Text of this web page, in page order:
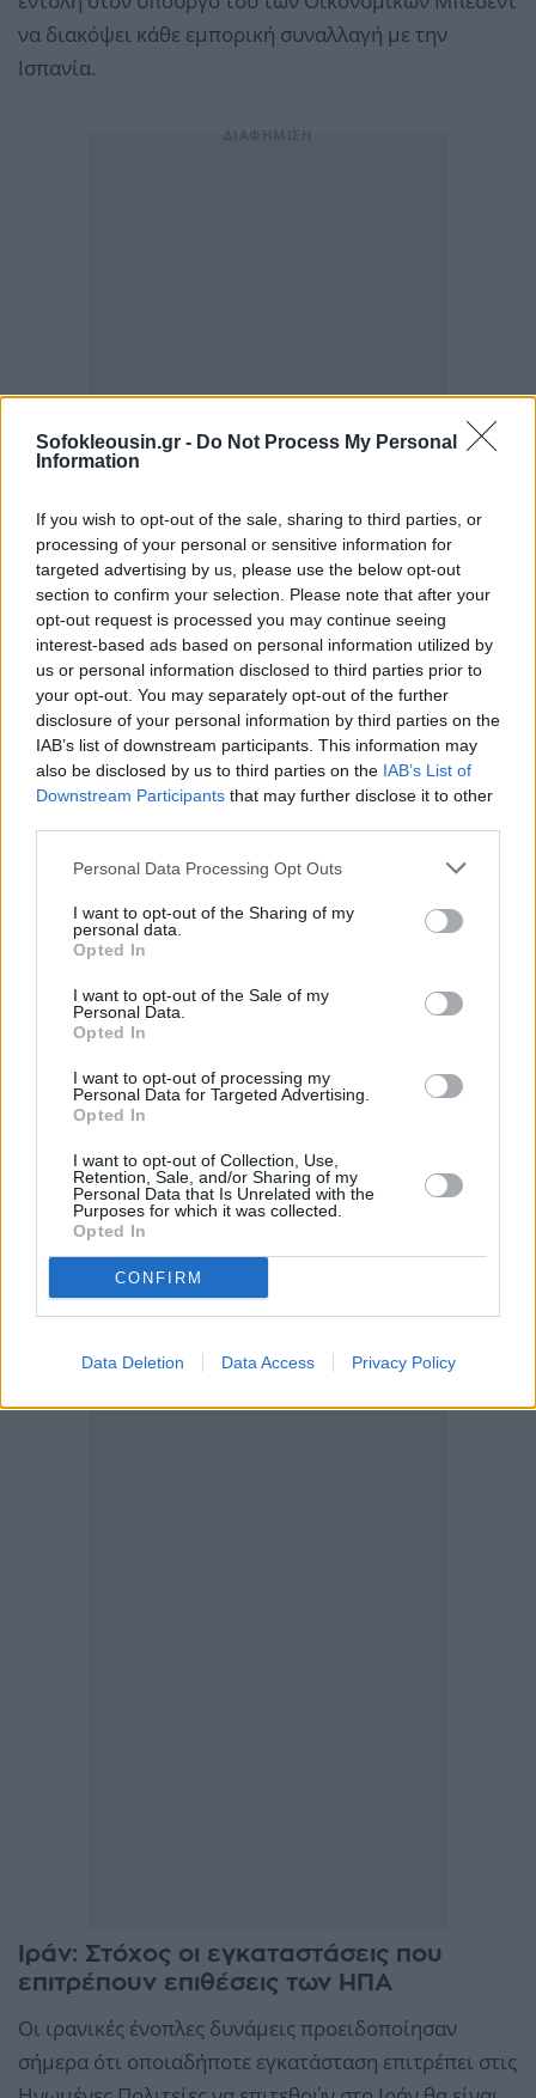
Sofokleousin.gr - Do Not Process My Personal
Information
If you wish to opt-out of the sale, sharing to third parties, or
processing of your personal or sensitive information for
targeted advertising by us, please use the below opt-out
section to confirm your selection. Please note that after your
opt-out request is processed you may continue seeing
interest-based ads based on personal information utilized by
us or personal information disclosed to third parties prior to
your opt-out. You may separately opt-out of the further
disclosure of your personal information by third parties on the
IAB’s list of downstream participants. This information may
also be disclosed by us to third parties on the IAB’s List of
Downstream Participants that may further disclose it to other
Personal Data Processing Opt Outs
I want to opt-out of the Sharing of my
personal data.
Opted In
I want to opt-out of the Sale of my
Personal Data.
Opted In
I want to opt-out of processing my
Personal Data for Targeted Advertising.
Opted In
I want to opt-out of Collection, Use,
Retention, Sale, and/or Sharing of my
Personal Data that Is Unrelated with the
Purposes for which it was collected.
Opted In
CONFIRM
Data Deletion Data Access Privacy Policy
να διακόψει κάθε εμπορική συναλλαγή με την
Ισπανία.
Ο Τραμπ δήλωσε επίσης ότι «δεν είναι καθόλου
ευχαριστημένος με το ΝΑΤΟ» σε ό,τι αφορά την
Γροιλανδία και το Ιράν. «Η Γροιλανδία είναι μεγάλο
Το πρακτορείο BLOOMBERG NEWS μετέδωσε ότι το
ΝΑΤΟ εξετάζει το ενδεχόμενο να παραλείψει την
οργάνωση συνόδου κορυφής της Συμμαχίας για το
Ιράν: Στόχος οι εγκαταστάσεις που
επιτρέπουν επιθέσεις των ΗΠΑ
Οι ιρανικές ένοπλες δυνάμεις προειδοποίησαν
σήμερα ότι οποιαδήποτε εγκατάσταση επιτρέπει στις